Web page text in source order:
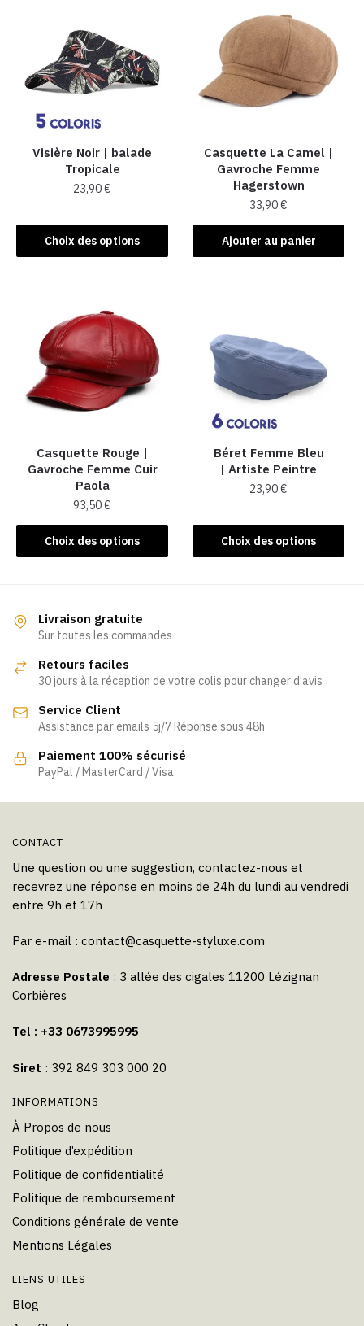
Visière Noir | balade
Tropicale
23,90€
Choix des options
produit
a
Les
options
peuvent
être
choisies
sur
page
du
produit
Casquette La Camel​ |
Gavroche Femme
Hagerstown
33,90€
Ajouter au panier
Casquette Rouge |
Gavroche Femme Cuir
Paola
93,50€
Choix des options
Ce
produit
variations.
Les
peuvent
choisies
sur
la
page
Béret Femme Bleu
| Artiste Peintre
23,90€
Choix des options
produit
a
être
Livraison gratuite
Sur toutes les commandes
Retours faciles
30 jours à la réception de votre colis pour changer d'avis
Service Client
Assistance par emails 5j/7 Réponse sous 48h
Paiement 100% sécurisé
PayPal / MasterCard / Visa
CONTACT
Une question ou une suggestion, contactez-nous et
recevrez une réponse en moins de 24h du lundi au vendredi
entre 9h et 17h
Par e-mail : contact@casquette-styluxe.com
Adresse Postale : 3 allée des cigales 11200 Lézignan
Corbières
Tel : +33 0673995995
Siret : 392 849 303 000 20
INFORMATIONS
À Propos de nous
Politique d’expédition
Politique de confidentialité
Politique de remboursement
Conditions générale de vente
Mentions Légales
LIENS UTILES
Blog